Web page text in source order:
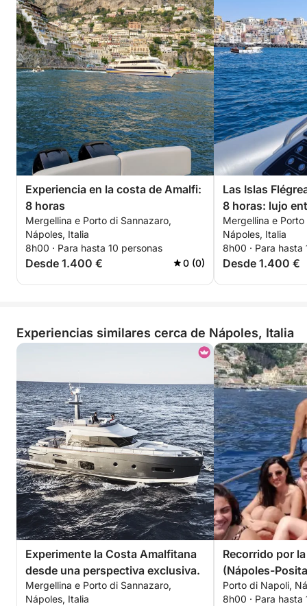
Experiencia en la costa de Amalfi:
8 horas
Mergellina e Porto di Sannazaro,
Nápoles, Italia
8h00 · Para hasta 10 personas
Desde 1.400 € 0 (0)
Las Islas
8 horas: lujo
Ischia
Mergellina e
Nápoles, Italia
8h00 · Para hasta
Desde 1.400 €
Experiencias similares cerca de Nápoles, Italia
Experimente la Costa Amalfitana
desde una perspectiva exclusiva.
Mergellina e Porto di Sannazaro,
Nápoles, Italia
Recorrido por
(Nápoles-
Nápoles)
Porto di Napoli,
8h00 · Para hasta